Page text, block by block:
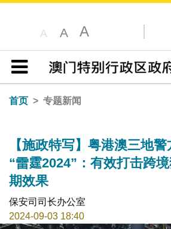
A A A
目录
首页
专题新闻
【施政特写】粤港澳三地
“雷霆2024”：有效打击跨
期效果
保安司司长办公室
2024-09-03 18:40